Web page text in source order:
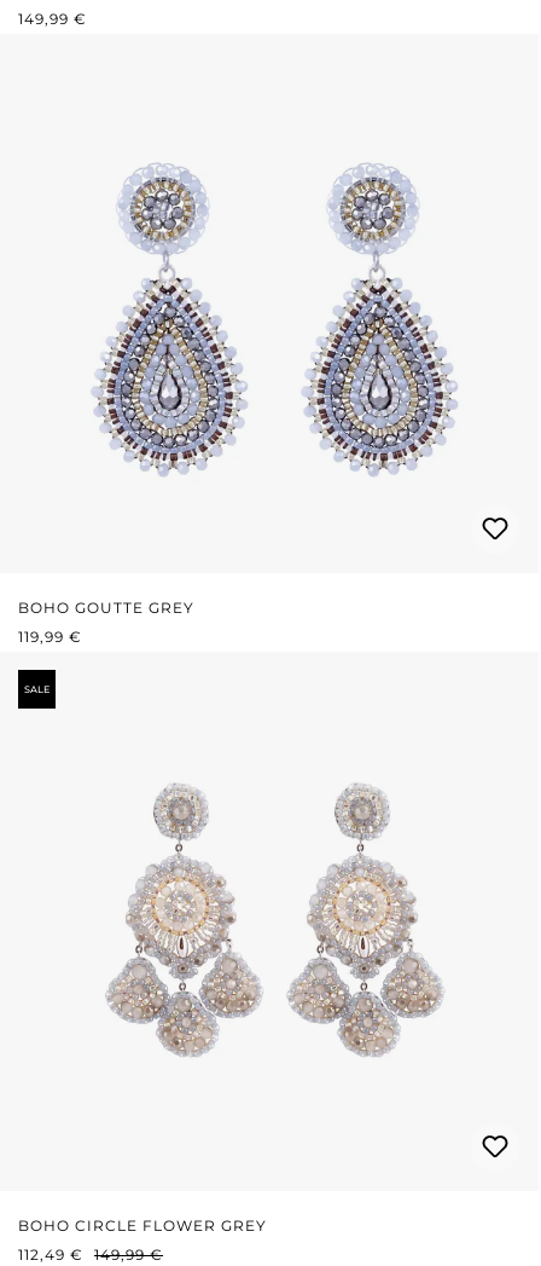
PRIX RÉGULIER :
149,99 €
BOHO GOUTTE GREY
PRIX RÉGULIER :
119,99 €
SALE
BOHO CIRCLE FLOWER GREY
PRIX DE VENTE :
112,49 € PRIX RÉGULIER :
149,99 €